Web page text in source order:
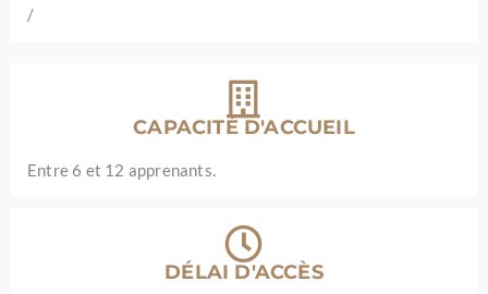
/
CAPACITÉ D'ACCUEIL
Entre 6 et 12 apprenants.
DÉLAI D'ACCÈS